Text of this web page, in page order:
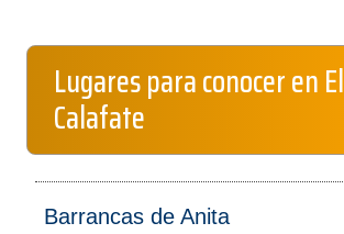
Lugares para conocer en El
Calafate
Barrancas de Anita